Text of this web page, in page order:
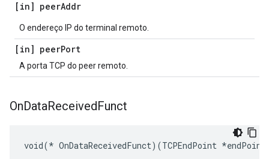
[in] peerAddr
O endereço IP do terminal remoto.
[in] peerPort
A porta TCP do peer remoto.
OnDataReceivedFunct
void(* OnDataReceivedFunct)(TCPEndPoint